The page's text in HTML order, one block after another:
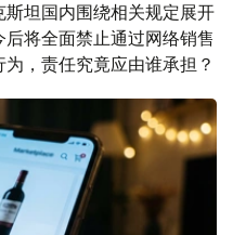
坦国内围绕相关规定展开
将全面禁止通过网络销售
，责任究竟应由谁承担？